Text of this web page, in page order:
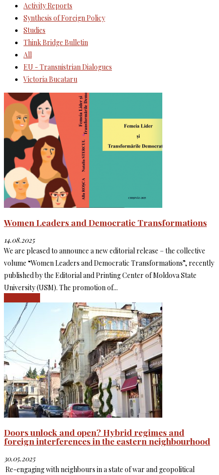
Activity Reports
Synthesis of Foreign Policy
Studies
Think Bridge Bulletin
All
EU - Transnistrian Dialogues
Victoria Bucataru
Women Leaders and Democratic Transformations
14.08.2025
We are pleased to announce a new editorial release – the collective
volume “Women Leaders and Democratic Transformations”, recently
published by the Editorial and Printing Center of Moldova State
University (USM). The promotion of...
Doors unlock and open? Hybrid regimes and
foreign interferences in the eastern neighbourhood
30.05.2025
Re-engaging with neighbours in a state of war and geopolitical